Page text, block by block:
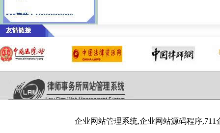
企业网站管理系统,企业网站源码程序